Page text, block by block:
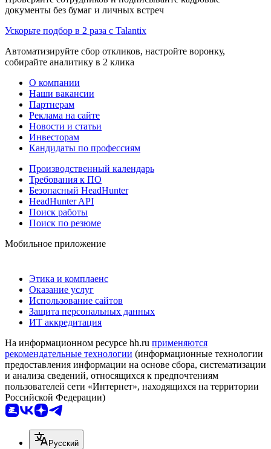
документы без бумаг и личных встреч
Ускорьте подбор в 2 раза с Talantix
Автоматизируйте сбор откликов, настройте воронку,
собирайте аналитику в 2 клика
О компании
Наши вакансии
Партнерам
Реклама на сайте
Новости и статьи
Инвесторам
Кандидаты по профессиям
Производственный календарь
Требования к ПО
Безопасный HeadHunter
HeadHunter API
Поиск работы
Поиск по резюме
Мобильное приложение
Этика и комплаенс
Оказание услуг
Использование сайтов
Защита персональных данных
ИТ аккредитация
На информационном ресурсе hh.ru применяются
рекомендательные технологии (информационные технологии
предоставления информации на основе сбора, систематизации
и анализа сведений, относящихся к предпочтениям
пользователей сети «Интернет», находящихся на территории
Российской Федерации)
Русский